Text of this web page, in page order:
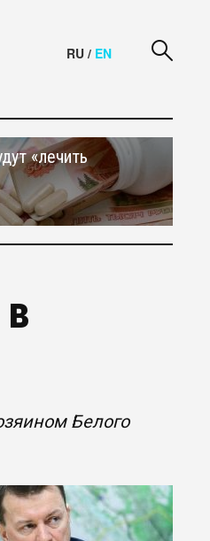
RU / EN
«лечить
Белого